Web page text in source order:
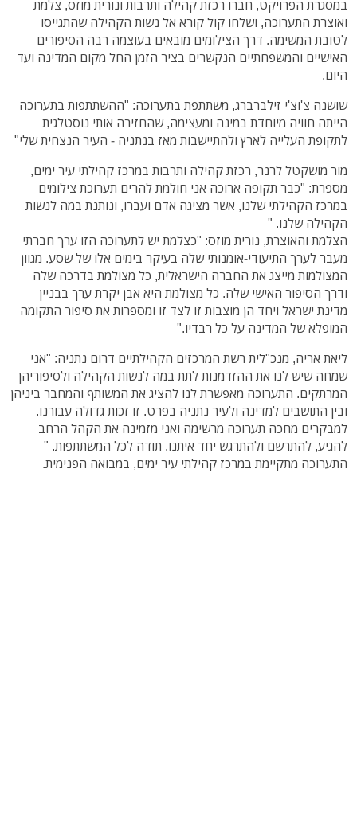
במסגרת הפרויקט, חברו רכזת קהילה ותרבות ונורית מוזס, צלמת
ואוצרת התערוכה, ושלחו קול קורא אל נשות הקהילה שהתגייסו
לטובת המשימה. דרך הצילומים מובאים בעוצמה רבה הסיפורים
האישיים והמשפחתיים הנקשרים בציר הזמן החל מקום המדינה ועד
היום.
שושנה צ'וצ'י זילברברג, משתתפת בתערוכה: "ההשתתפות בתערוכה
הייתה חוויה מיוחדת במינה ומעצימה, שהחזירה אותי נוסטלגית
לתקופת העלייה לארץ ולהתיישבות מאז בנתניה - העיר הנצחית שלי"
מור מושקטל לרנר, רכזת קהילה ותרבות במרכז קהילתי עיר ימים,
מספרת: "כבר תקופה ארוכה אני חולמת להרים תערוכת צילומים
במרכז הקהילתי שלנו, אשר מציגה אדם ועברו, ונותנת במה לנשות
הקהילה שלנו. "
הצלמת והאוצרת, נורית מוזס: "כצלמת יש לתערוכה הזו ערך חברתי
מעבר לערך התיעודי-אומנותי שלה בעיקר בימים אלו של שסע. מגוון
המצולמות מייצג את החברה הישראלית, כל מצולמת בדרכה שלה
ודרך הסיפור האישי שלה. כל מצולמת היא אבן יקרת ערך בבניין
מדינת ישראל ויחד הן מוצבות זו לצד זו ומספרות את סיפור התקומה
המופלא של המדינה על כל רבדיו."
ליאת אריה, מנכ"לית רשת המרכזים הקהילתיים דרום נתניה: "אני
שמחה שיש לנו את ההזדמנות לתת במה לנשות הקהילה ולסיפוריהן
המרתקים. התערוכה מאפשרת לנו להציג את המשותף והמחבר ביניהן
ובין התושבים למדינה ולעיר נתניה בפרט. זו זכות גדולה עבורנו.
למבקרים מחכה תערוכה מרשימה ואני מזמינה את הקהל הרחב
להגיע, להתרשם ולהתרגש יחד איתנו. תודה לכל המשתתפות. "
התערוכה מתקיימת במרכז קהילתי עיר ימים, במבואה הפנימית.